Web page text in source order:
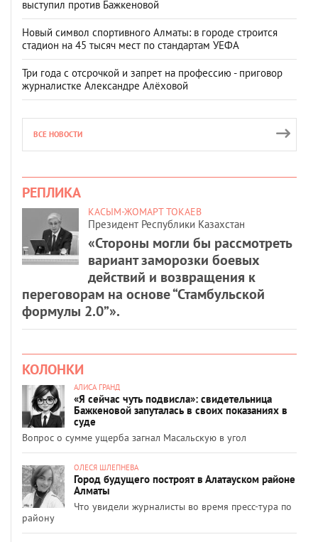
выступил против Бажкеновой
Новый символ спортивного Алматы: в городе строится
стадион на 45 тысяч мест по стандартам УЕФА
Три года с отсрочкой и запрет на профессию - приговор
журналистке Александре Алёховой
ВСЕ НОВОСТИ
РЕПЛИКА
КАСЫМ-ЖОМАРТ ТОКАЕВ
Президент Республики Казахстан
«Стороны могли бы рассмотреть
вариант заморозки боевых
действий и возвращения к
переговорам на основе “Стамбульской
формулы 2.0”».
КОЛОНКИ
АЛИСА ГРАНД
«Я сейчас чуть подвисла»: свидетельница
Бажкеновой запуталась в своих показаниях в
суде
Вопрос о сумме ущерба загнал Масальскую в угол
ОЛЕСЯ ШЛЕПНЕВА
Город будущего построят в Алатауском районе
Алматы
Что увидели журналисты во время пресс-тура по
району